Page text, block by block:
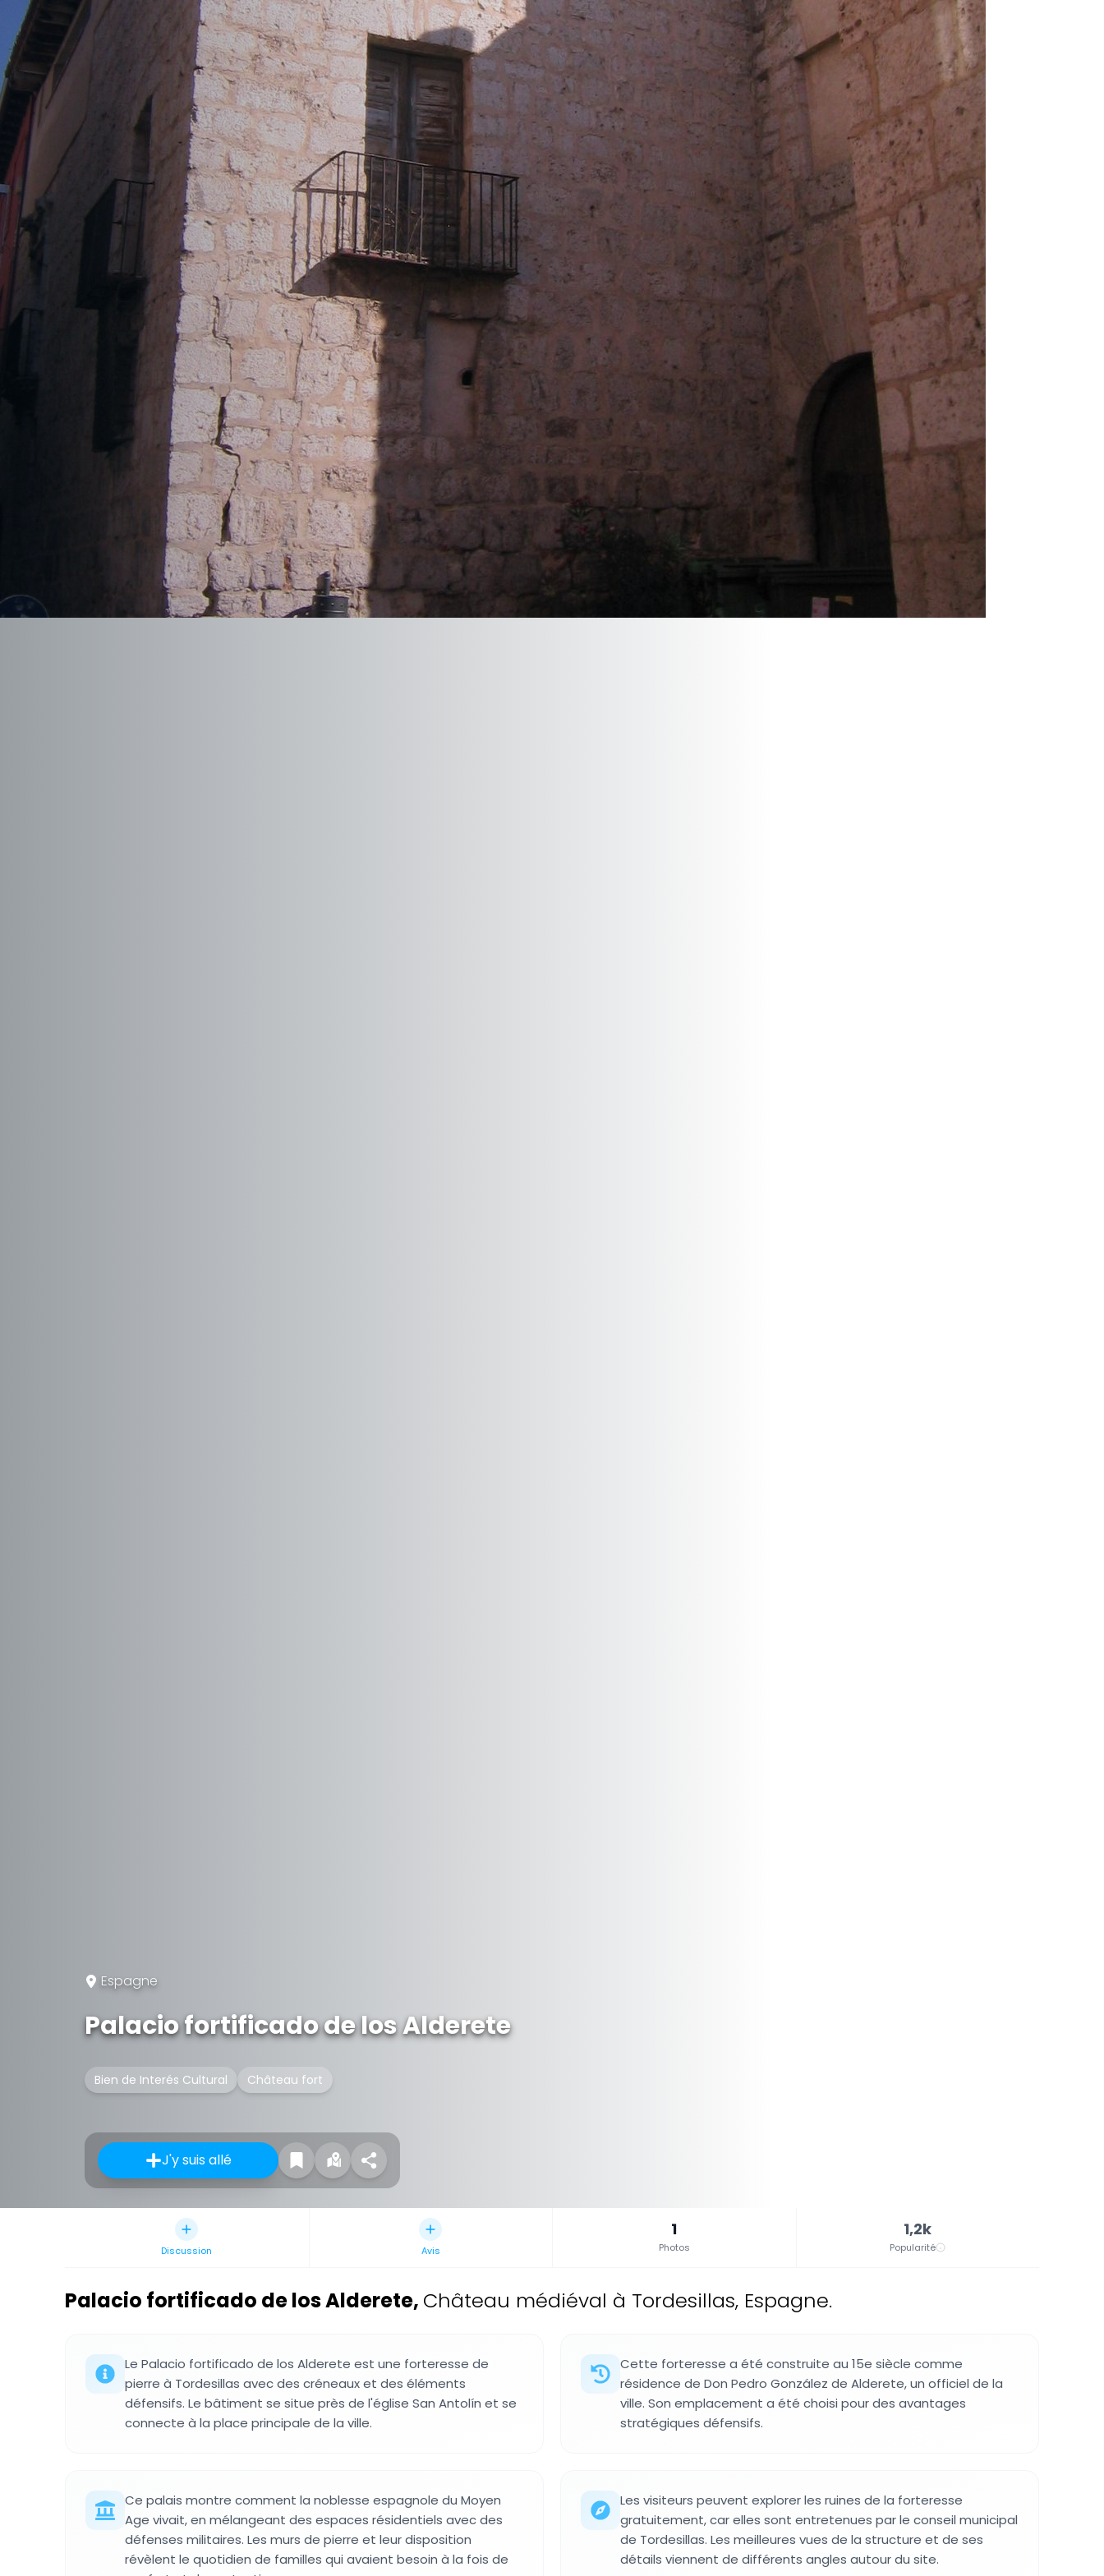
Espagne
Palacio fortificado de los Alderete
Bien de Interés Cultural Château fort
J'y suis allé
Discussion Avis
1
Photos
1,2k
Popularité
Palacio fortificado de los Alderete, Château médiéval à Tordesillas, Espagne.
Le Palacio fortificado de los Alderete est une forteresse de
pierre à Tordesillas avec des créneaux et des éléments
défensifs. Le bâtiment se situe près de l'église San Antolín et se
connecte à la place principale de la ville.
Cette forteresse a été construite au 15e siècle comme
résidence de Don Pedro González de Alderete, un officiel de la
ville. Son emplacement a été choisi pour des avantages
stratégiques défensifs.
Ce palais montre comment la noblesse espagnole du Moyen
Age vivait, en mélangeant des espaces résidentiels avec des
défenses militaires. Les murs de pierre et leur disposition
révèlent le quotidien de familles qui avaient besoin à la fois de
Les visiteurs peuvent explorer les ruines de la forteresse
gratuitement, car elles sont entretenues par le conseil municipal
de Tordesillas. Les meilleures vues de la structure et de ses
détails viennent de différents angles autour du site.